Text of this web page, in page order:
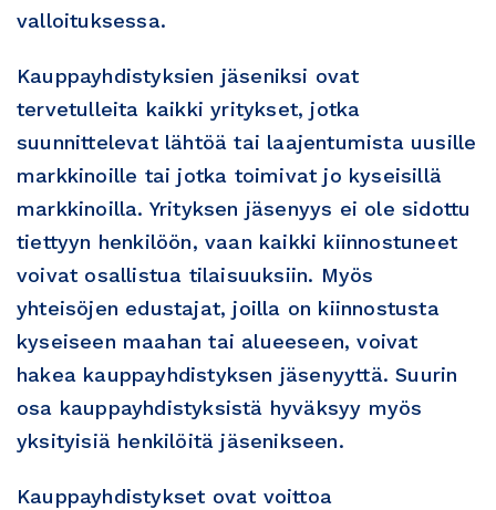
valloituksessa.
Kauppayhdistyksien jäseniksi ovat
tervetulleita kaikki yritykset, jotka
suunnittelevat lähtöä tai laajentumista uusille
markkinoille tai jotka toimivat jo kyseisillä
markkinoilla. Yrityksen jäsenyys ei ole sidottu
tiettyyn henkilöön, vaan kaikki kiinnostuneet
voivat osallistua tilaisuuksiin. Myös
yhteisöjen edustajat, joilla on kiinnostusta
kyseiseen maahan tai alueeseen, voivat
hakea kauppayhdistyksen jäsenyyttä. Suurin
osa kauppayhdistyksistä hyväksyy myös
yksityisiä henkilöitä jäsenikseen.
Kauppayhdistykset ovat voittoa